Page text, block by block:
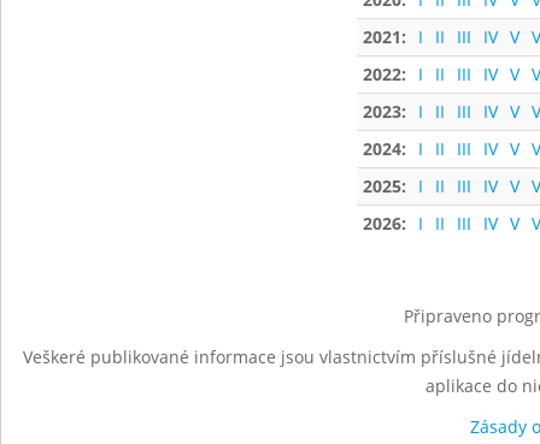
2021:
I II III IV V
2022:
I II III IV V
2023:
I II III IV V
2024:
I II III IV V
2025:
I II III IV V
2026:
I II III IV V
Připraveno
Veškeré publikované informace jsou vlastnictvím příslušné
aplikace do
Zásady